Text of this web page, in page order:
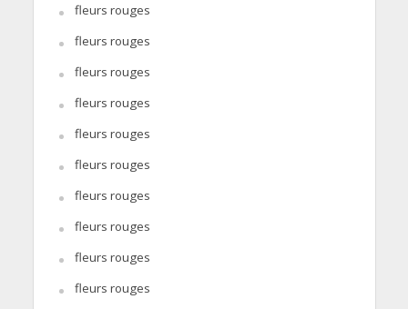
fleurs rouges
fleurs rouges
fleurs rouges
fleurs rouges
fleurs rouges
fleurs rouges
fleurs rouges
fleurs rouges
fleurs rouges
fleurs rouges